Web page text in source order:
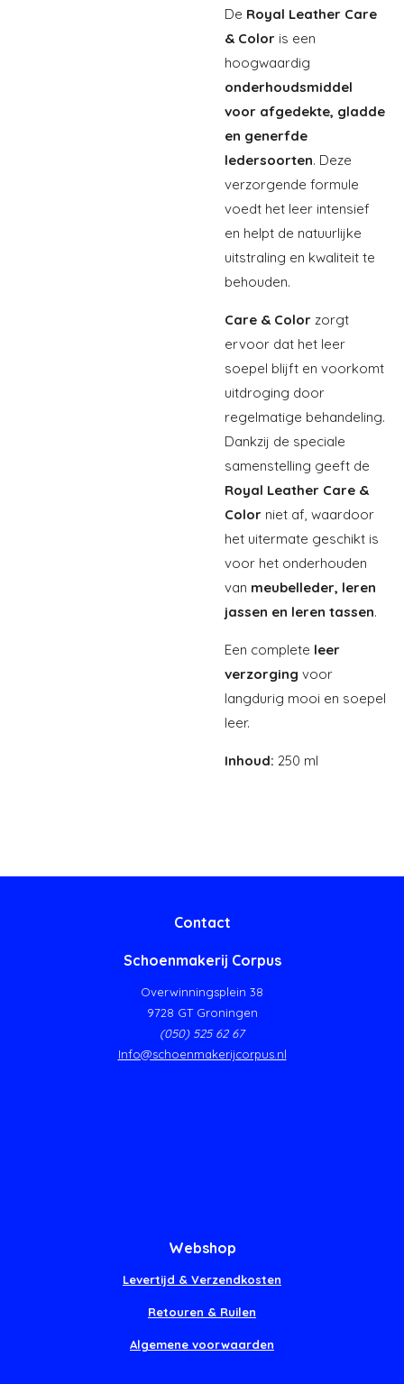
De Royal Leather Care
& Color is een
hoogwaardig
onderhoudsmiddel
voor afgedekte, gladde
en generfde
ledersoorten. Deze
verzorgende formule
voedt het leer intensief
en helpt de natuurlijke
uitstraling en kwaliteit te
behouden.
Care & Color zorgt
ervoor dat het leer
soepel blijft en voorkomt
uitdroging door
regelmatige behandeling.
Dankzij de speciale
samenstelling geeft de
Royal Leather Care &
Color niet af, waardoor
het uitermate geschikt is
voor het onderhouden
van meubelleder, leren
jassen en leren tassen.
Een complete leer
verzorging voor
langdurig mooi en soepel
leer.
Inhoud: 250 ml
Contact
Schoenmakerij Corpus
Overwinningsplein 38
9728 GT Groningen
(050) 525 62 67
Info@schoenmakerijcorpus.nl
Webshop
Levertijd & Verzendkosten
Retouren & Ruilen
Algemene voorwaarden